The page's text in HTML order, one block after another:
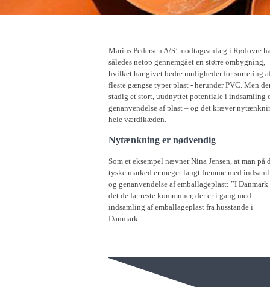
Marius Pedersen A/S’ modtageanlæg i Rødovre
således netop gennemgået en større ombygning,
hvilket har givet bedre muligheder for sortering
fleste gængse typer plast - herunder PVC. Men
stadig et stort, uudnyttet potentiale i indsamling
genanvendelse af plast – og det kræver
hele værdikæden.
Nytænkning er nødvendig
Som et eksempel nævner Nina Jensen, at man på
tyske marked er meget langt fremme med
og genanvendelse af emballageplast: ”I Danmark
det de færreste kommuner, der er i gang med
indsamling af emballageplast fra husstande i
Danmark.